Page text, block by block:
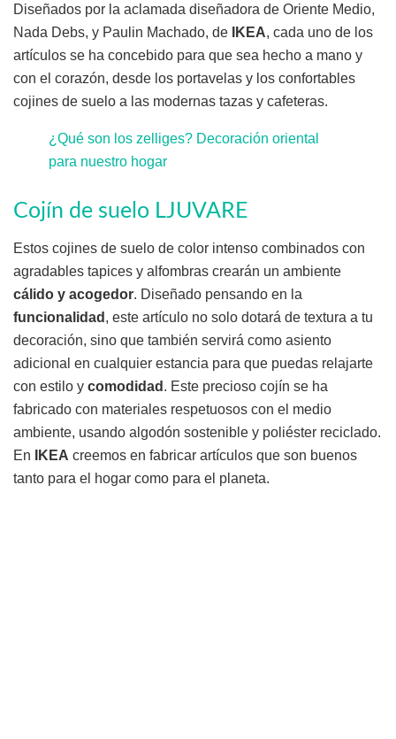
Diseñados por la aclamada diseñadora de Oriente Medio,
Nada Debs, y Paulin Machado, de
IKEA, cada uno de los
artículos se ha concebido para que sea hecho a mano y
con el corazón, desde los portavelas y los confortables
cojines de suelo a las modernas tazas y cafeteras.
¿Qué son los zelliges? Decoración oriental
para nuestro hogar
Cojín de suelo LJUVARE
Estos cojines de suelo de color intenso combinados con
agradables tapices y alfombras crearán un ambiente
cálido y acogedor. Diseñado pensando en la
funcionalidad , este artículo no solo dotará de textura a tu
decoración, sino que también servirá como asiento
adicional en cualquier estancia para que puedas relajarte
con estilo y comodidad . Este precioso cojín se ha
fabricado con materiales respetuosos con el medio
ambiente, usando algodón sostenible y poliéster reciclado.
En
IKEA creemos en fabricar artículos que son buenos
tanto para el hogar como para el planeta.